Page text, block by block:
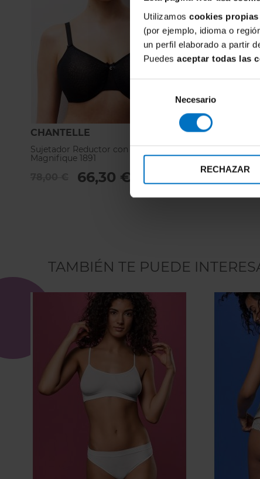
Utilizamos cookies
(por ejemplo, idioma o
un perfil elaborado a partir
Puedes aceptar todas las
de
consentimiento
Necesario
RECHAZAR
CHANTELLE
Sujetador Reductor con aros Chantelle
Magnifique 1891
66,30 €
TAMBIÉN TE PUEDE